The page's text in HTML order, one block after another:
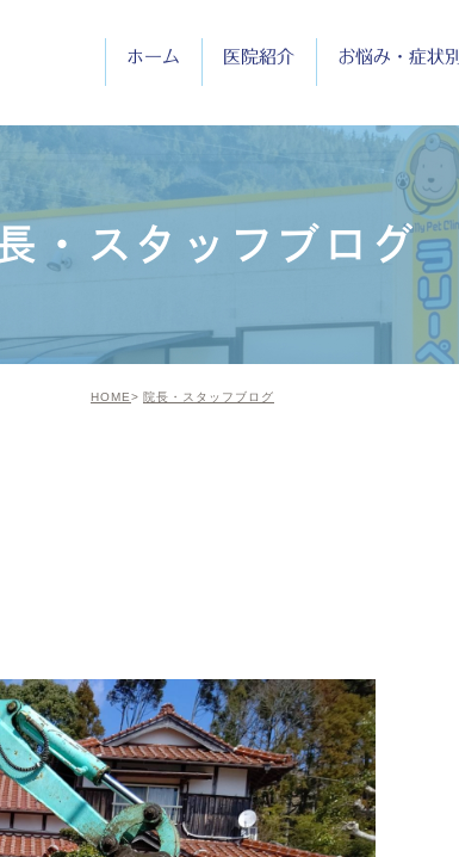
ホーム 医院紹介
院長紹介
診療時間
お悩み・症状別
・スタッフブログ
HOME 院長・スタッフブログ